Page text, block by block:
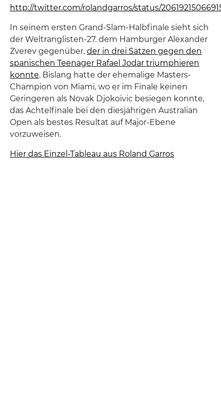
http://twitter.com/rolandgarros/status/
In seinem ersten Grand-Slam-Halbfinale sieht sich
der Weltranglisten-27. dem Hamburger Alexander
Zverev gegenüber, der in drei Sätzen gegen den
spanischen Teenager Rafael Jodar triumphieren
konnte. Bislang hatte der ehemalige Masters-
Champion von Miami, wo er im Finale keinen
Geringeren als Novak Djokoivic besiegen konnte,
das Achtelfinale bei den diesjährigen Australian
Open als bestes Resultat auf Major-Ebene
vorzuweisen.
Hier das Einzel-Tableau aus Roland Garros